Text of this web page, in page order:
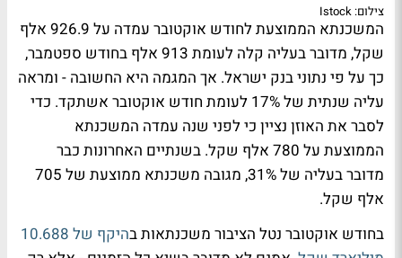
צילום: Istock
המשכנתא הממוצעת לחודש אוקטובר עמדה על 926.9 אלף
שקל, מדובר בעליה קלה לעומת 913 אלף בחודש ספטמבר,
כך על פי נתוני בנק ישראל. אך המגמה היא החשובה - ומראה
עליה שנתית של 17% לעומת חודש אוקטובר אשתקד. כדי
לסבר את האוזן נציין כי לפני שנה עמדה המשכנתא
הממוצעת על 780 אלף שקל. בשנתיים האחרונות כבר
מדובר בעליה של 31%, מגובה משכנתא ממוצעת של 705
אלף שקל.
בחודש אוקטובר נטל הציבור משכנתאות ב
היקף של 10.688